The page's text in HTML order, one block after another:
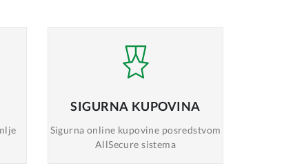
SIGURNA KUPOVINA
Sigurna online kupovine posredstvom
AllSecure sistema